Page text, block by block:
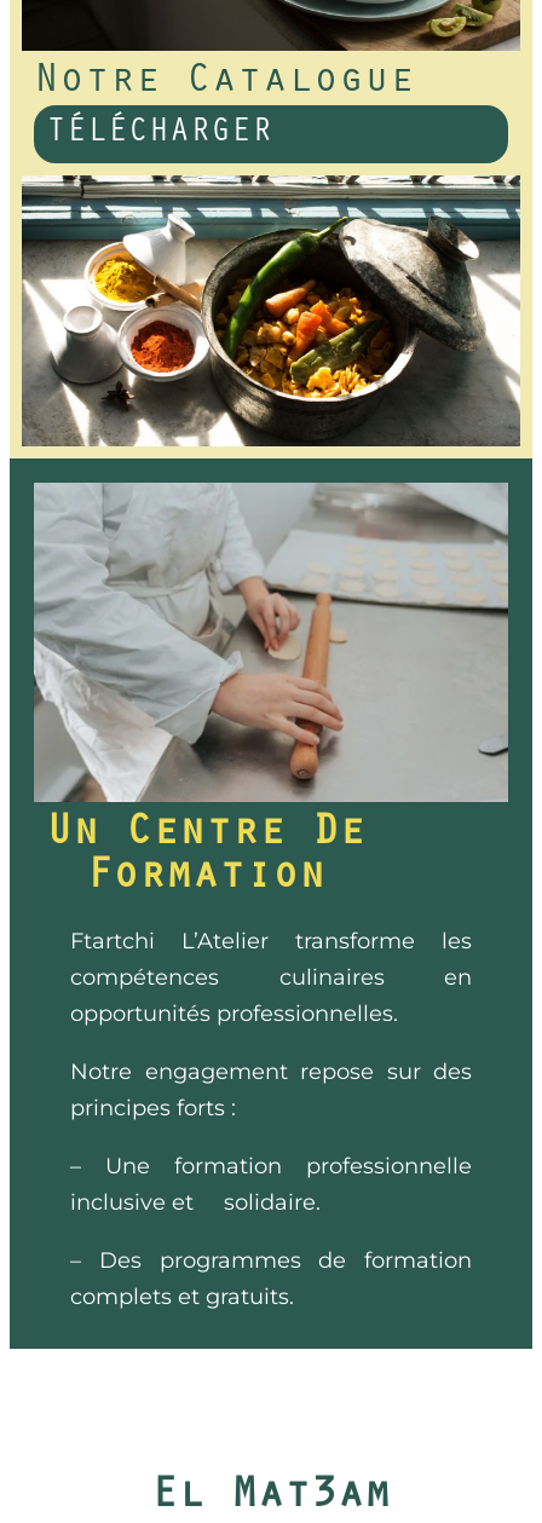
Notre Catalogue
TÉLÉCHARGER
Un Centre De
Formation
Ftartchi L’Atelier transforme les
compétences culinaires en
opportunités professionnelles.
Notre engagement repose sur des
principes forts :
– Une formation professionnelle
inclusive et solidaire.
– Des programmes de formation
complets et gratuits.
El Mat3am